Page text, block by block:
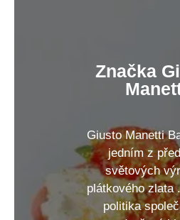
Značka
Giusto Manetti
jedním z
světových
plátkového zlata
politika